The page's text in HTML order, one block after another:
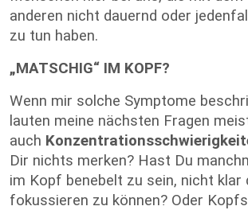
anderen nicht dauernd oder
zu tun haben.
„MATSCHIG“ IM KOPF?
Wenn mir solche Symptome
lauten meine nächsten Fragen
auch
Dir nichts merken? Hast Du
im Kopf benebelt zu sein, nicht klar
fokussieren zu können? Oder